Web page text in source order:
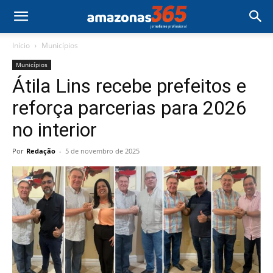
Início Municípios
Municípios
Átila Lins recebe prefeitos e
reforça parcerias para 2026
no interior
Por Redação - 5 de novembro de 2025